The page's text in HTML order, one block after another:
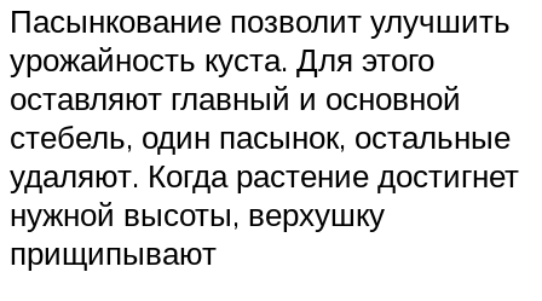
Пасынкование позволит улучшить
урожайность куста. Для этого
оставляют главный и основной
стебель, один пасынок, остальные
удаляют. Когда растение достигнет
нужной высоты, верхушку
прищипывают